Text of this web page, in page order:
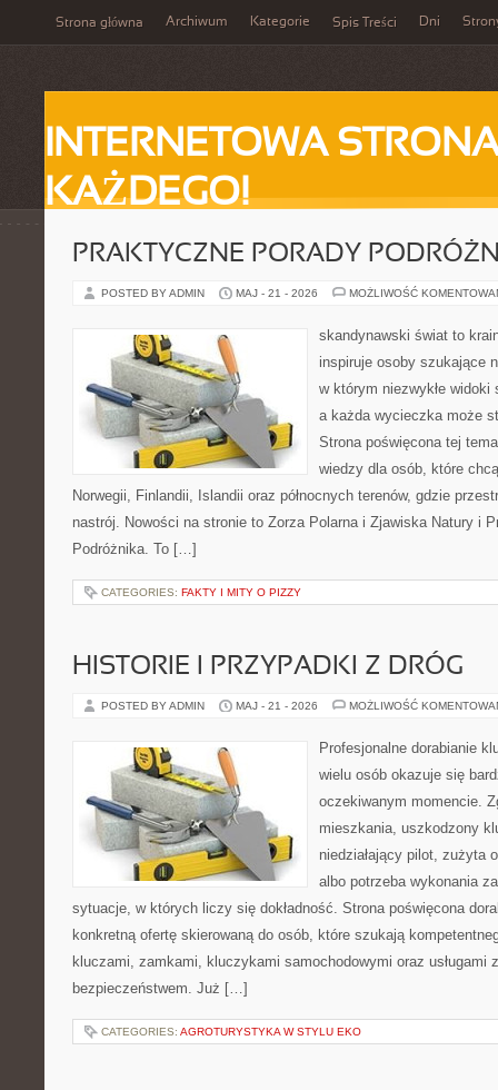
Strona główna Archiwum Kategorie Spis Treści Dni
INTERNETOWA
KAŻDEGO!
PRAKTYCZNE PORADY
POSTED BY ADMIN MAJ - 21 - 2026 MOŻLIWOŚĆ
skandynawski świat to
inspiruje osoby szukające
w którym niezwykłe
a każda wycieczka może
Strona poświęcona tej
wiedzy dla osób, które
Norwegii, Finlandii, Islandii oraz północnych terenów, gdzie
nastrój. Nowości na stronie to Zorza Polarna i Zjawiska Natury i
Podróżnika. To […]
CATEGORIES: FAKTY I MITY O PIZZY
HISTORIE I PRZYPADKI Z DRÓG
POSTED BY ADMIN MAJ - 21 - 2026 MOŻLIWOŚĆ
Profesjonalne dorabianie
wielu osób okazuje się
oczekiwanym momencie.
mieszkania, uszkodzony
niedziałający pilot, zużyta
albo potrzeba wykonania
sytuacje, w których liczy się dokładność. Strona poświęcona
konkretną ofertę skierowaną do osób, które szukają
kluczami, zamkami, kluczykami samochodowymi oraz usługami
bezpieczeństwem. Już […]
CATEGORIES: AGROTURYSTYKA W STYLU EKO